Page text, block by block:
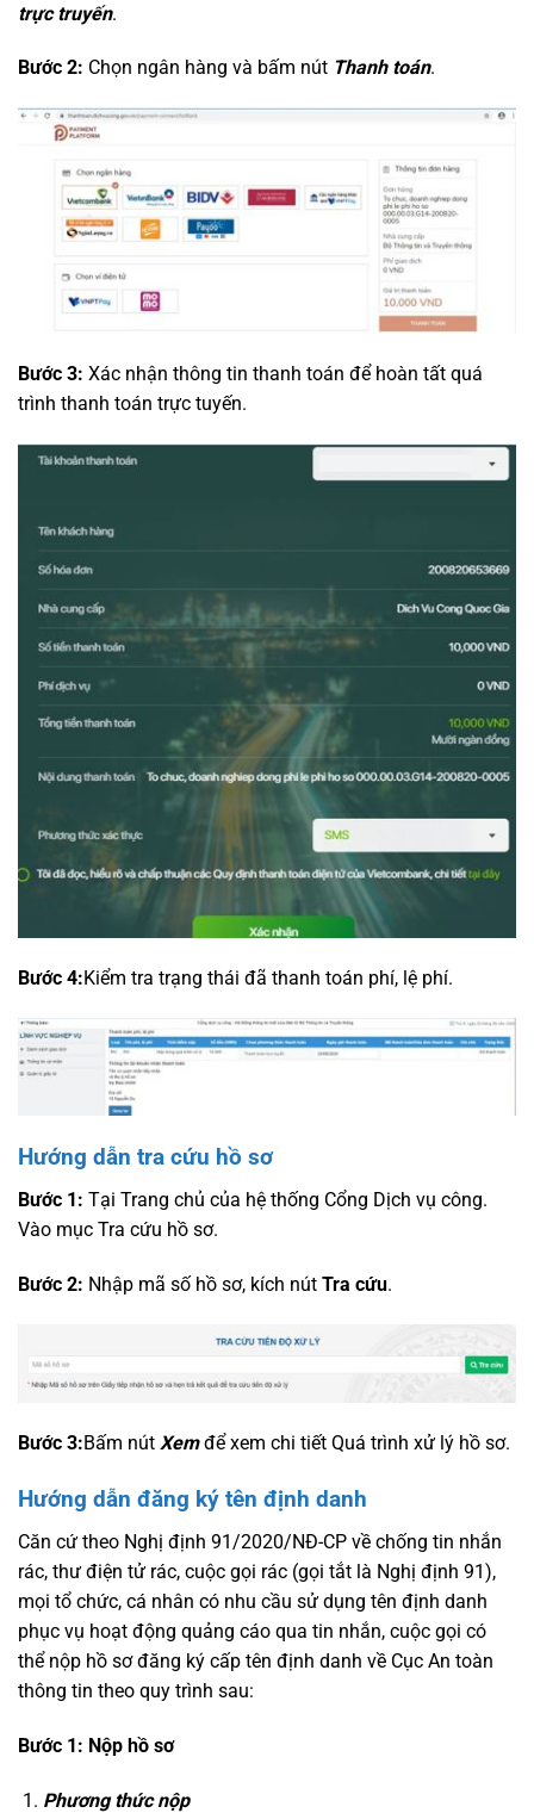
trực truyến.
Bước 2: Chọn ngân hàng và bấm nút Thanh toán.
Bước 3: Xác nhận thông tin thanh toán để hoàn tất quá
trình thanh toán trực tuyến.
Bước 4:Kiểm tra trạng thái đã thanh toán phí, lệ phí.
Hướng dẫn tra cứu hồ sơ
Bước 1: Tại Trang chủ của hệ thống Cổng Dịch vụ công.
Vào mục Tra cứu hồ sơ.
Bước 2: Nhập mã số hồ sơ, kích nút Tra cứu.
Bước 3:Bấm nút Xemđể xem chi tiết Quá trình xử lý hồ sơ.
Hướng dẫn đăng ký tên định danh
Căn cứ theo Nghị định 91/2020/NĐ-CP về chống tin nhắn
rác, thư điện tử rác, cuộc gọi rác (gọi tắt là Nghị định 91),
mọi tổ chức, cá nhân có nhu cầu sử dụng tên định danh
phục vụ hoạt động quảng cáo qua tin nhắn, cuộc gọi có
thể nộp hồ sơ đăng ký cấp tên định danh về Cục An toàn
thông tin theo quy trình sau:
Bước 1: Nộp hồ sơ
Phương thức nộp